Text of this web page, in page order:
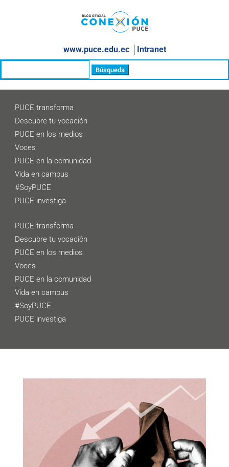
www.puce.edu.ec│ Intranet
PUCE transforma
Descubre tu vocación
PUCE en los medios
Voces
PUCE en la comunidad
Vida en campus
#SoyPUCE
PUCE investiga
PUCE transforma
Descubre tu vocación
PUCE en los medios
Voces
PUCE en la comunidad
Vida en campus
#SoyPUCE
PUCE investiga